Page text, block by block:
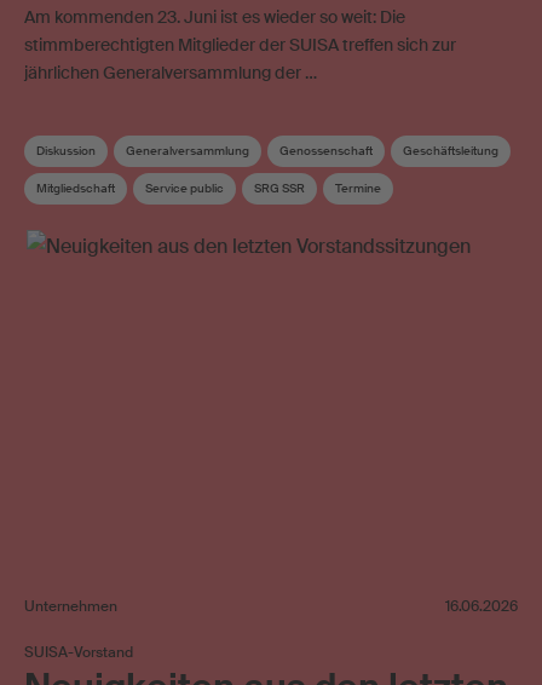
Am kommenden 23. Juni ist es wieder so weit: Die
stimmberechtigten Mitglieder der SUISA treffen sich zur
jährlichen Generalversammlung der …
Diskussion Generalversammlung Genossenschaft Geschäftsleitung
Mitgliedschaft Service public SRG SSR Termine
Unternehmen 16.06.2026
SUISA-Vorstand